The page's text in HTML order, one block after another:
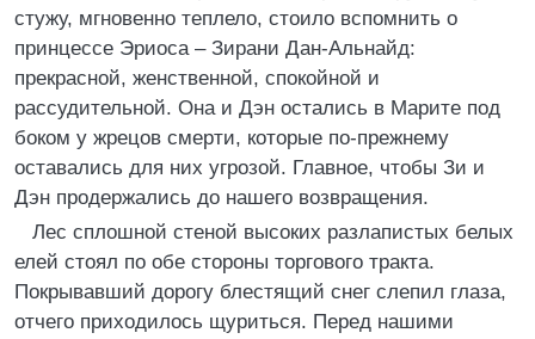
стужу, мгновенно теплело, стоило вспомнить о
принцессе Эриоса – Зирани Дан-Альнайд:
прекрасной, женственной, спокойной и
рассудительной. Она и Дэн остались в Марите под
боком у жрецов смерти, которые по-прежнему
оставались для них угрозой. Главное, чтобы Зи и
Дэн продержались до нашего возвращения.
Лес сплошной стеной высоких разлапистых белых
елей стоял по обе стороны торгового тракта.
Покрывавший дорогу блестящий снег слепил глаза,
отчего приходилось щуриться. Перед нашими